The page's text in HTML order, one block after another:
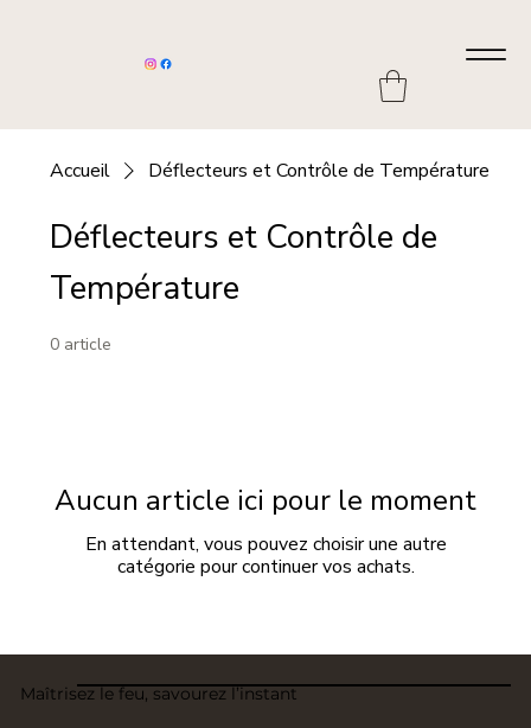
Accueil Déflecteurs et Contrôle de Température
Déflecteurs et Contrôle de
Température
0 article
Aucun article ici pour le moment
En attendant, vous pouvez choisir une autre
catégorie pour continuer vos achats.
Maîtrisez le feu, savourez l’instant